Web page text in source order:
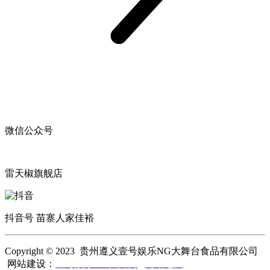
微信公众号
雷天椒旗舰店
抖音号 苗寨人家佳裕
Copyright © 2023 贵州遵义壹号娱乐NG大舞台食品有限公司
网站建设：